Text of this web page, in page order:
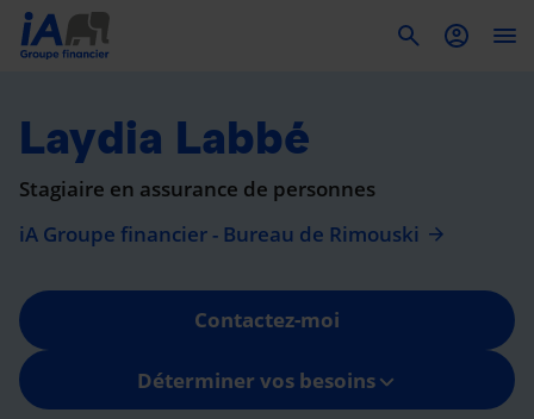
Laydia Labbé
Stagiaire en assurance de personnes
iA Groupe financier - Bureau de Rimouski
Contactez-moi
Déterminer vos besoins